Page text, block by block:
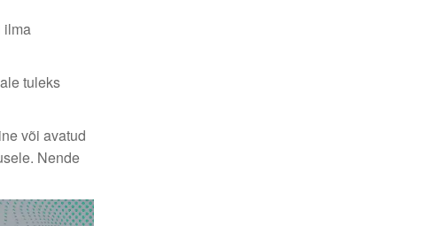
ilma
tuleks
või avatud
Nende